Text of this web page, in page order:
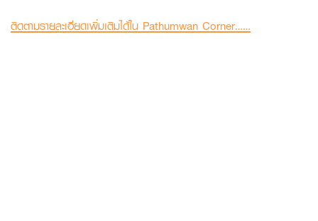
ติดตามรายละเอียดเพิ่มเติมได้ใน Pathumwan Corner……